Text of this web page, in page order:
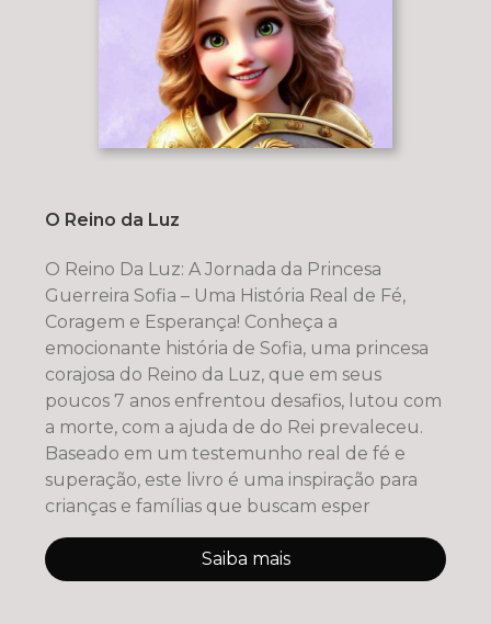
O Reino da Luz
O Reino Da Luz: A Jornada da Princesa
Guerreira Sofia – Uma História Real de Fé,
Coragem e Esperança! Conheça a
emocionante história de Sofia, uma princesa
corajosa do Reino da Luz, que em seus
poucos 7 anos enfrentou desafios, lutou com
a morte, com a ajuda de do Rei prevaleceu.
Baseado em um testemunho real de fé e
superação, este livro é uma inspiração para
crianças e famílias que buscam esper
Saiba mais